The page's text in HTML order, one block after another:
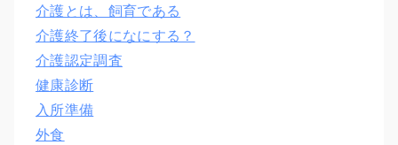
介護とは、飼育である
介護終了後になにする？
介護認定調査
健康診断
入所準備
外食